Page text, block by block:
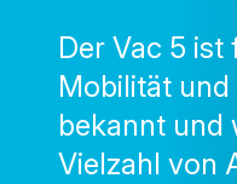
Der Vac 5
Mobilität
bekannt und
Vielzahl von